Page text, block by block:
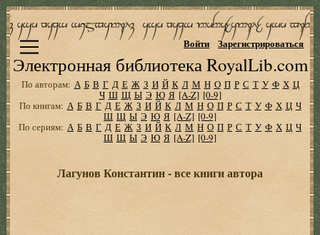
Электронная библиотека RoyalLib.com
Войти Зарегистрироваться
По авторам: А Б В Г Д Е Ж З И Й К Л М Н О П Р С Т У Ф Х Ц
Ч Ш Щ Ы Э Ю Я [A-Z] [0-9]
По книгам: А Б В Г Д Е Ж З И Й К Л М Н О П Р С Т У Ф Х Ц Ч
Ш Щ Ы Э Ю Я [A-Z] [0-9]
По сериям: А Б В Г Д Е Ж З И Й К Л М Н О П Р С Т У Ф Х Ц Ч
Ш Щ Ы Э Ю Я [A-Z] [0-9]
Лагунов Константин - все книги автора